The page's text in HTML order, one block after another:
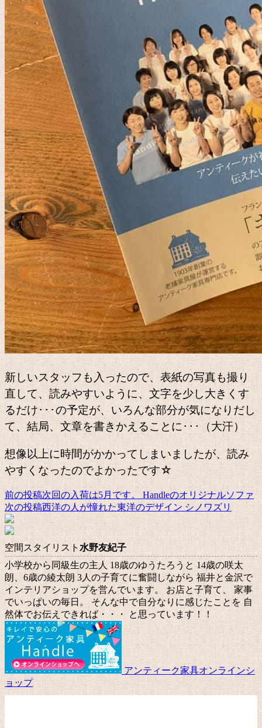
新しいスタッフも入ったので、表紙の写真も撮り
直して、読みやすいように、文字を少し大きくす
るだけ･･･の予定が、いろんな部分が気になりだし
て、結局、文章を書きかえることに･･･（大汗）
想像以上に時間がかかってしまいましたが、読み
やすくなったのでよかったです☆
投
稿
ナ
ビ
ゲ
ー
シ
ョ
ン
前の投稿次回の入荷は5月です。 Handleのオリジナルソファ
次の投稿西洋の人が憧れた東洋のデザイン シノワズリ
空間スタイリスト水野友紀子
小学校から同級生の主人 18歳のゆうたろうと 14歳の咲太
朗、6歳の綾太朗 3人の子育てに奮闘しながら 福井と金沢で
インテリアショップを営んでいます。 お店と子育て、 家事
でいっぱいの毎日。 そんな中で自分なりに感じたことを 自
然体でお伝えできれば・・・ と思っています！！
アンティーク家具オンラインシ
ョップ